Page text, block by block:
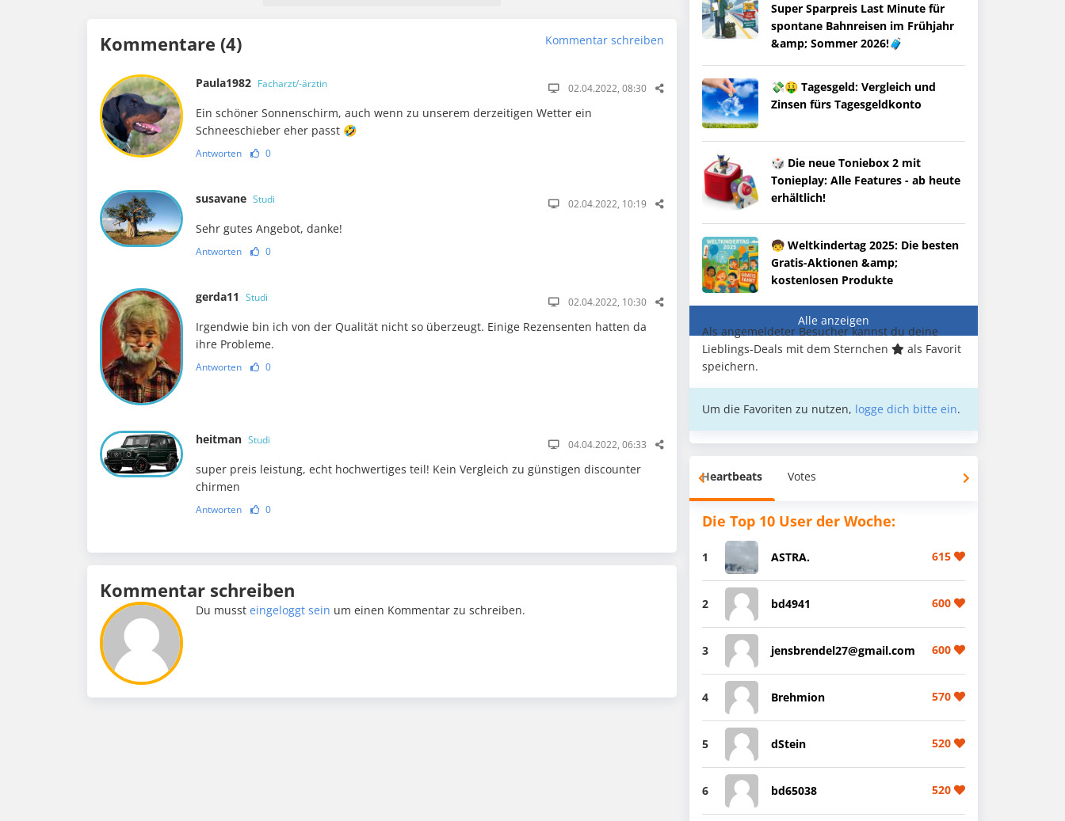
Kommentare (4) Kommentar schreiben
Paula1982 Facharzt/-ärztin 02.04.2022, 08:30
Ein schöner Sonnenschirm, auch wenn zu unserem derzeitigen Wetter ein
Schneeschieber eher passt 🤣
Antworten 0
susavane Studi 02.04.2022, 10:19
Sehr gutes Angebot, danke!
Antworten 0
gerda11 Studi 02.04.2022, 10:30
Irgendwie bin ich von der Qualität nicht so überzeugt. Einige Rezensenten hatten da
ihre Probleme.
Antworten 0
heitman Studi 04.04.2022, 06:33
super preis leistung, echt hochwertiges teil! Kein Vergleich zu günstigen discounter
chirmen
Antworten 0
Kommentar schreiben
Du mussteingeloggt sein um einen Kommentar zu schreiben.
Super Sparpreis Last Minute für
spontane Bahnreisen im Frühjahr
&amp; Sommer 2026!🧳
💸🤑 Tagesgeld: Vergleich und
Zinsen fürs Tagesgeldkonto
🎲 Die neue Toniebox 2 mit
Tonieplay: Alle Features - ab heute
erhältlich!
🧒 Weltkindertag 2025: Die besten
Gratis-Aktionen &amp;
kostenlosen Produkte
Alle anzeigen
Als angemeldeter Besucher kannst du deine
Lieblings-Deals mit dem Sternchen
als Favorit
speichern.
Um die Favoriten zu nutzen, logge dich bitte ein.
Heartbeats Votes
Die Top 10 User der Woche:
1 ASTRA. 615
2 bd4941 600
3 jensbrendel27@gmail.com 600
4 Brehmion 570
5 dStein 520
6 bd65038 520